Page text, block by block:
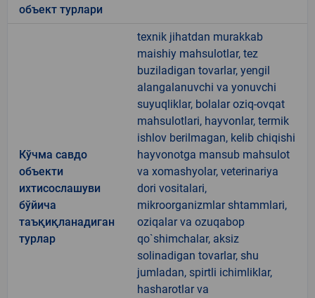
объект турлари
Кўчма савдо
объекти
ихтисослашуви
бўйича
таъқиқланадиган
турлар
texnik jihatdan murakkab
maishiy mahsulotlar, tez
buziladigan tovarlar, yengil
alangalanuvchi va yonuvchi
suyuqliklar, bolalar oziq-ovqat
mahsulotlari, hayvonlar, termik
ishlov berilmagan, kelib chiqishi
hayvonotga mansub mahsulot
va xomashyolar, veterinariya
dori vositalari,
mikroorganizmlar shtammlari,
oziqalar va ozuqabop
qo`shimchalar, aksiz
solinadigan tovarlar, shu
jumladan, spirtli ichimliklar,
hasharotlar va